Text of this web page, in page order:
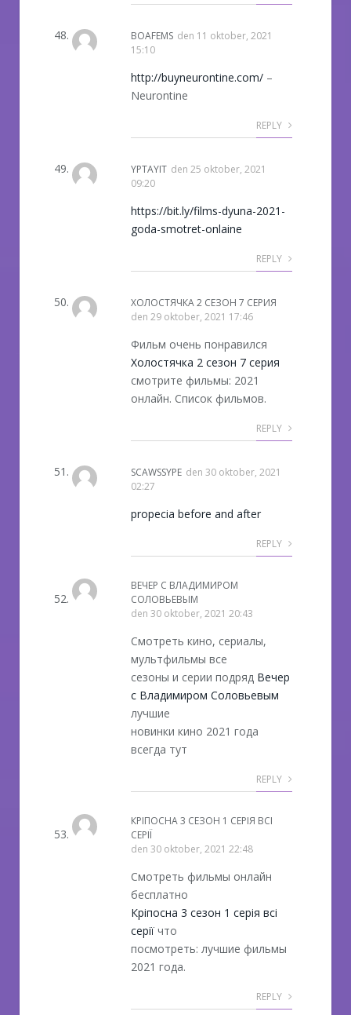
BOAFEMS den 11 oktober, 2021
15:10
http://buyneurontine.com/ –
Neurontine
REPLY
YPTAYIT den 25 oktober, 2021
09:20
https://bit.ly/films-dyuna-2021-
goda-smotret-onlaine
REPLY
ХОЛОСТЯЧКА 2 СЕЗОН 7 СЕРИЯ
den 29 oktober, 2021 17:46
Фильм очень понравился
Холостячка 2 сезон 7 серия
смотрите фильмы: 2021
онлайн. Список фильмов.
REPLY
SCAWSSYPE den 30 oktober, 2021
02:27
propecia before and after
REPLY
ВЕЧЕР С ВЛАДИМИРОМ
СОЛОВЬЕВЫМ
den 30 oktober, 2021 20:43
Смотреть кино, сериалы,
мультфильмы все
сезоны и серии подряд Вечер
с Владимиром Соловьевым
лучшие
новинки кино 2021 года
всегда тут
REPLY
КРІПОСНА 3 СЕЗОН 1 СЕРІЯ ВСІ
СЕРІЇ
den 30 oktober, 2021 22:48
Смотреть фильмы онлайн
бесплатно
Кріпосна 3 сезон 1 серія всі
серії что
посмотреть: лучшие фильмы
2021 года.
REPLY